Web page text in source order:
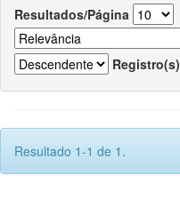
Resultados/Página
Registro(s)
Resultado 1-1 de 1.